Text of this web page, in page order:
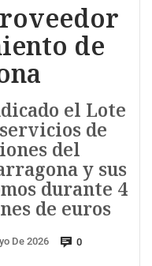
de
el Lote
de
del
y sus
durante 4
de euros
De 2026 0